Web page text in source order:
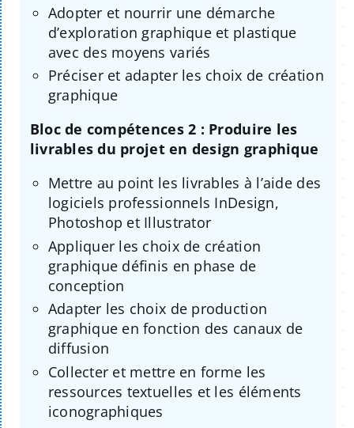
Adopter et nourrir une démarche
d’exploration graphique et plastique
avec des moyens variés
Préciser et adapter les choix de création
graphique
Bloc de compétences 2 : Produire les
livrables du projet en design graphique
Mettre au point les livrables à l’aide des
logiciels professionnels InDesign,
Photoshop et Illustrator
Appliquer les choix de création
graphique définis en phase de
conception
Adapter les choix de production
graphique en fonction des canaux de
diffusion
Collecter et mettre en forme les
ressources textuelles et les éléments
iconographiques